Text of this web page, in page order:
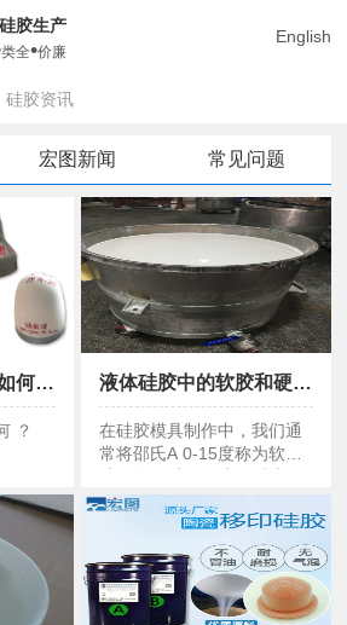
English
胶生产
类全•价廉
硅胶资讯
宏图新闻 常见问题
移印硅胶的回弹力如何 ？
？
液体硅胶中的软胶和硬胶有何优点 ？
液体硅胶中的软胶和硬胶有何优点 ？
在硅胶模具制作中，我们通
常将邵氏A 0-15度称为软
为硬胶。